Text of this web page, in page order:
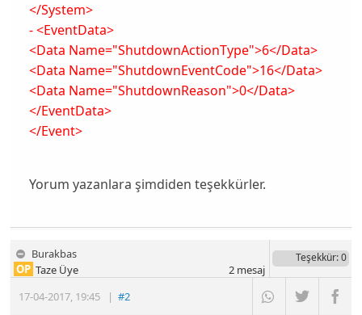
</System>
- <EventData>
<Data Name="ShutdownActionType">6</Data>
<Data Name="ShutdownEventCode">16</Data>
<Data Name="ShutdownReason">0</Data>
</EventData>
</Event>
Yorum yazanlara şimdiden teşekkürler.
Burakbas
17-04-2017, 19:45 |#2
OP Taze Üye
Teşekkür: 0
2mesaj